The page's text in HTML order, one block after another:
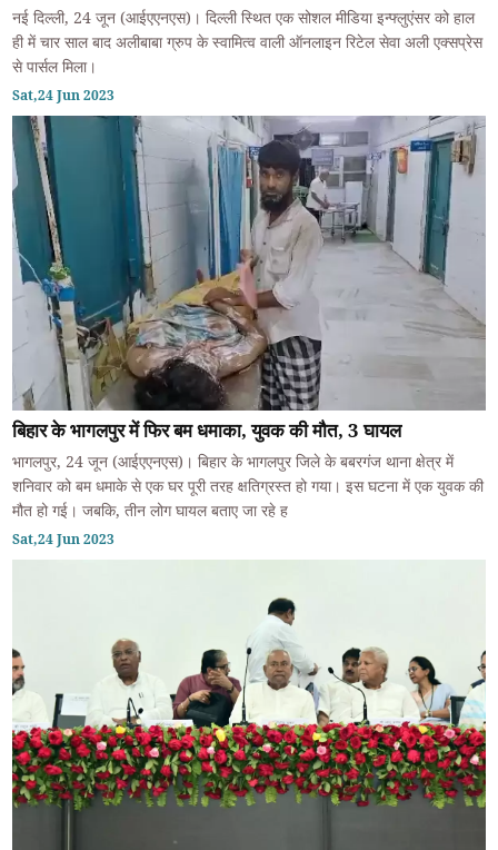
नई दिल्ली, 24 जून (आईएएनएस)। दिल्ली स्थित एक सोशल मीडिया इन्फ्लुएंसर को हाल
ही में चार साल बाद अलीबाबा ग्रुप के स्वामित्व वाली ऑनलाइन रिटेल सेवा अली एक्सप्रेस
से पार्सल मिला।
Sat,24 Jun 2023
बिहार के भागलपुर में फिर बम धमाका, युवक की मौत, 3 घायल
भागलपुर, 24 जून (आईएएनएस)। बिहार के भागलपुर जिले के बबरगंज थाना क्षेत्र में
शनिवार को बम धमाके से एक घर पूरी तरह क्षतिग्रस्त हो गया। इस घटना में एक युवक की
मौत हो गई। जबकि, तीन लोग घायल बताए जा रहे ह
Sat,24 Jun 2023